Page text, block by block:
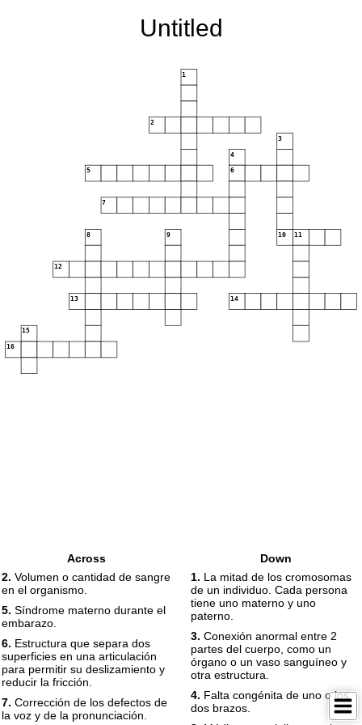
Untitled
1
2
3
4
5 6
7
8 9 10 11
12
13 14
15
16
Across
2. Volumen o cantidad de sangre
en el organismo.
5. Síndrome materno durante el
embarazo.
6. Estructura que separa dos
superficies en una articulación
para permitir su deslizamiento y
reducir la fricción.
7. Corrección de los defectos de
la voz y de la pronunciación.
Down
1. La mitad de los cromosomas
de un individuo. Cada persona
tiene uno materno y uno
paterno.
3. Conexión anormal entre 2
partes del cuerpo, como un
órgano o un vaso sanguíneo y
otra estructura.
4. Falta congénita de uno o los
dos brazos.